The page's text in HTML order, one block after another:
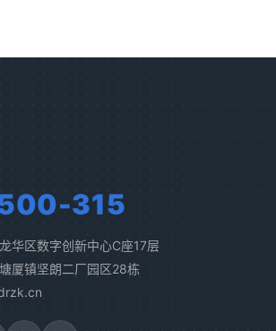
315
华区数字创新中心C座17层
厦镇坚朗二厂园区28栋